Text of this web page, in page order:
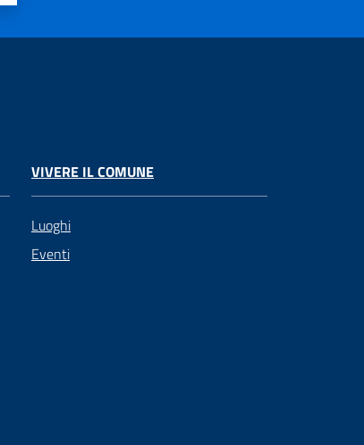
VIVERE IL COMUNE
Luoghi
Eventi